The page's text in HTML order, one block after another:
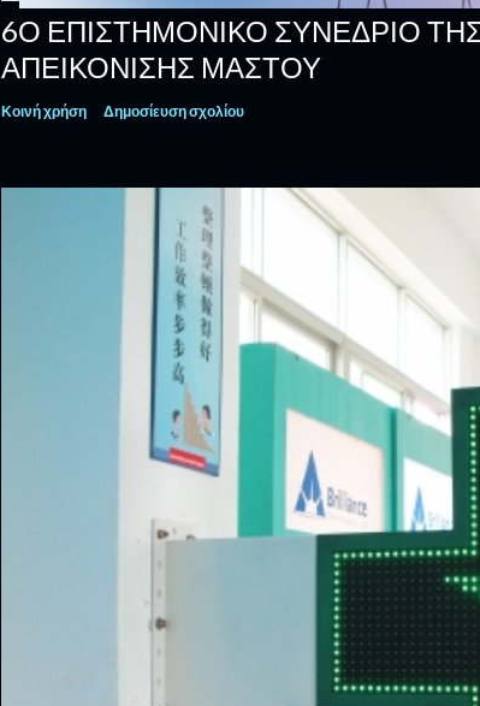
6Ο ΕΠΙΣΤΗΜΟΝΙΚΌ ΣΥΝΈΔΡΙΟ
ΑΠΕΙΚΌΝΙΣΗΣ ΜΑΣΤΟΎ
Κοινή χρήση Δημοσίευση σχολίου